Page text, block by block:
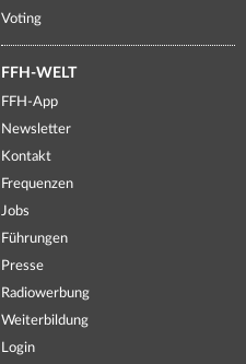
Voting
FFH-WELT
FFH-App
Newsletter
Kontakt
Frequenzen
Jobs
Führungen
Presse
Radiowerbung
Weiterbildung
Login